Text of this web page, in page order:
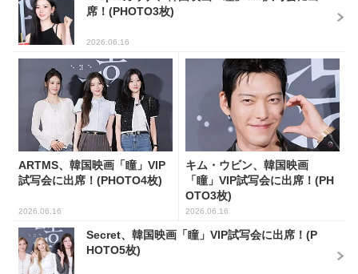
席！(PHOTO3枚)
2026.06.16
ARTMS、韓国映画「瞳」VIP
試写会に出席！(PHOTO4枚)
2026.06.16
キム・ウビン、韓国映画
「瞳」VIP試写会に出席！(PH
OTO3枚)
2026.06.16
Secret、韓国映画「瞳」VIP試写会に出席！(P
HOTO5枚)